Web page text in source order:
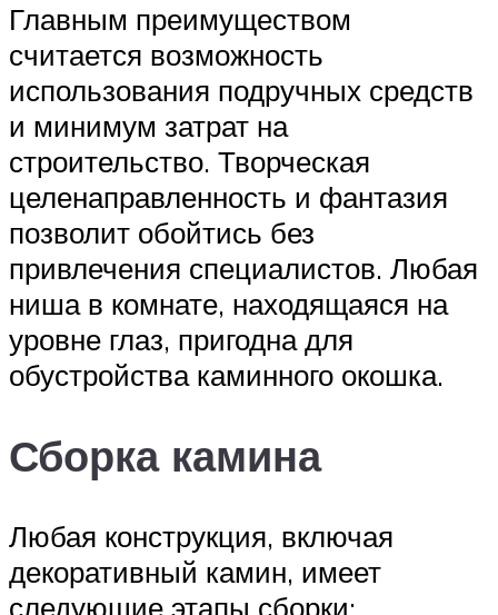
Главным преимуществом
считается возможность
использования подручных средств
и минимум затрат на
строительство. Творческая
целенаправленность и фантазия
позволит обойтись без
привлечения специалистов. Любая
ниша в комнате, находящаяся на
уровне глаз, пригодна для
обустройства каминного окошка.
Сборка камина
Любая конструкция, включая
декоративный камин, имеет
следующие этапы сборки: